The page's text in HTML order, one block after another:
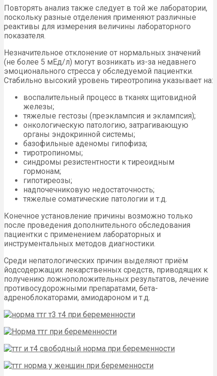
Повторять анализ также следует в той же лаборатории,
поскольку разные отделения применяют различные
реактивы для измерения величины лабораторного
показателя.
Незначительное отклонение от нормальных значений
(не более 5 мЕд/л) могут возникать из-за недавнего
эмоционального стресса у обследуемой пациентки.
Стабильно высокий уровень тиреотропина указывает на:
воспалительный процесс в тканях щитовидной
железы;
тяжелые гестозы (преэклампсия и эклампсия);
онкологическую патологию, затрагивающую
органы эндокринной системы;
базофильные аденомы гипофиза;
тиротропиномы;
синдромы резистентности к тиреоидным
гормонам;
гипотиреозы;
надпочечниковую недостаточность;
тяжелые соматические патологии и т.д.
Конечное установление причины возможно только
после проведения дополнительного обследования
пациентки с применением лабораторных и
инструментальных методов диагностики.
Среди непатологических причин выделяют приём
йодсодержащих лекарственных средств, приводящих к
получению ложноположительных результатов, лечение
противосудорожными препаратами, бета-
адреноблокаторами, амиодароном и т.д.